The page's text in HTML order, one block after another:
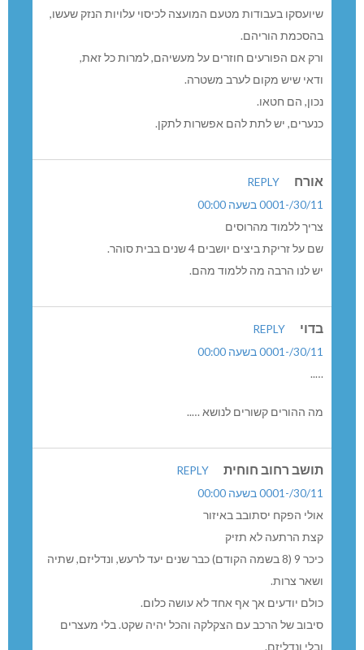
שיועסקו בעבודות מטעם המועצה לכיסוי עלויות הנזק שעשו,
בהסכמת הוריהם.
ורק אם הפורעים חוזרים על מעשיהם, למרות כל זאת,
ודאי שיש מקום לערב משטרה.
נכון, הם חטאו.
כנערים, יש לתת להם אפשרות לתקן.
אורח
REPLY
30/11/-0001 בשעה 00:00
צריך ללמוד מהרוסים
שם על זריקת ביצים יושבים 4 שנים בבית סוהר.
יש לנו הרבה מה ללמוד מהם.
בדוי
REPLY
30/11/-0001 בשעה 00:00
…..
מה ההורים קשורים לנושא …..
תושב רחוב חוחית
REPLY
30/11/-0001 בשעה 00:00
אולי הפקח יסתובב באיזור
קצת הרתעה לא תזיק
כיכר 9 (8 בשמה הקודם) כבר שנים יעד לרעש, ונדליזם, שתיה
ושאר צרות.
כולם יודעים אך אף אחד לא עושה כלום.
סיבוב של הרכב עם הצקלקה והכל יהיה שקט. בלי מעצרים
ובלי ונדליזם.